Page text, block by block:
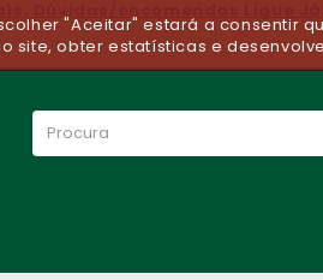
"Aceitar" estará a consentir
site, obter estatísticas e